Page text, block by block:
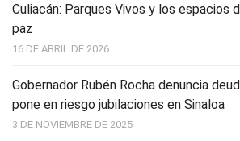
Culiacán: Parques Vivos y los espacios
paz
16 DE ABRIL DE 2026
Gobernador Rubén Rocha denuncia
pone en riesgo jubilaciones en Sinaloa
3 DE NOVIEMBRE DE 2025